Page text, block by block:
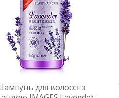
для волосся з